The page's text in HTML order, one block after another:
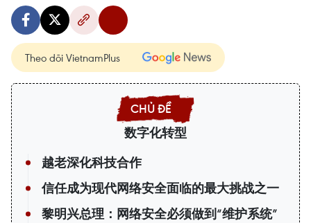
Theo dõi VietnamPlus
数字化转型
越老深化科技合作
信任成为现代网络安全面临的最大挑战之一
黎明兴总理：网络安全必须做到“维护系统”